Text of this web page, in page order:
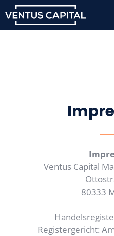
Ventus Capital
80333
Registergericht: